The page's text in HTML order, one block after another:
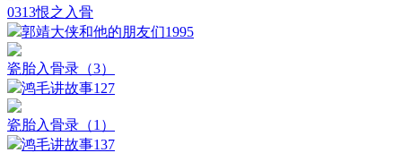
0313恨之入骨
郭靖大侠和他的朋友们1995
瓷胎入骨录（3）
鸿毛讲故事127
瓷胎入骨录（1）
鸿毛讲故事137